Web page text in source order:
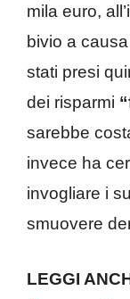
mila euro,
bivio a
stati presi
dei risparmi
sarebbe
invece ha
invogliare i
smuovere
LEGGI